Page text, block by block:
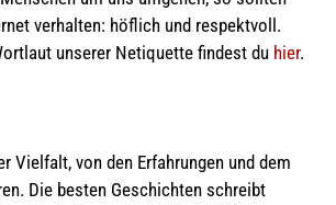
verhalten: höflich und respektvoll.
unserer Netiquette findest du hier.
Vielfalt, von den Erfahrungen und dem
Die besten Geschichten schreibt